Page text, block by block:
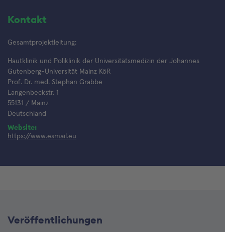
Kontakt
Gesamtprojektleitung:
Hautklinik und Poliklinik der Universitätsmedizin der Johannes
Gutenberg-Universität Mainz KöR
Prof. Dr. med. Stephan Grabbe
Langenbeckstr. 1
55131 / Mainz
Deutschland
Website:
https://www.esmail.eu
Veröffentlichungen